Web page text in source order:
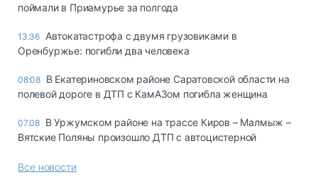
поймали в Приамурье за полгода
13:36 Автокатастрофа с двумя грузовиками в
Оренбуржье: погибли два человека
08:08 В Екатериновском районе Саратовской области на
полевой дороге в ДТП с КамАЗом погибла женщина
07.08 В Уржумском районе на трассе Киров – Малмыж –
Вятские Поляны произошло ДТП с автоцистерной
Все новости